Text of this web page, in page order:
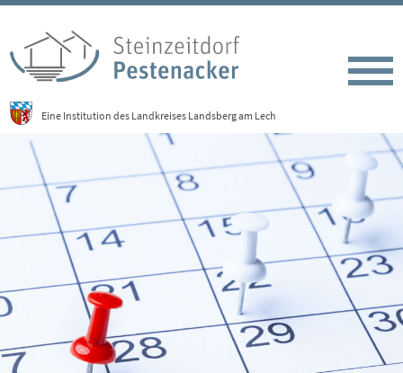
Eine Institution des Landkreises Landsberg am Lech